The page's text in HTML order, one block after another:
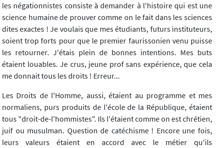
les négationnistes consiste à demander à l'histoire qui est une
science humaine de prouver comme on le fait dans les sciences
dites exactes ! Je voulais que mes étudiants, futurs instituteurs,
soient trop forts pour que le premier faurissonien venu puisse
les retourner. J'étais plein de bonnes intentions. Mes buts
étaient louables. Je crus, jeune prof sans expérience, que cela
me donnait tous les droits ! Erreur...
Les Droits de l'Homme, aussi, étaient au programme et mes
normaliens, purs produits de l'école de la République, étaient
tous "droit-de-l'hommistes". Ils l'étaient comme on est chrétien,
juif ou musulman. Question de catéchisme ! Encore une fois,
leurs valeurs étaient en accord avec le métier qu'ils